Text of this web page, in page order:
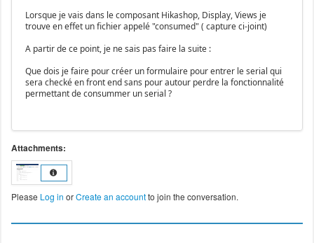
Lorsque je vais dans le composant Hikashop, Display, Views je
trouve en effet un fichier appelé "consumed" ( capture ci-joint)
A partir de ce point, je ne sais pas faire la suite :
Que dois je faire pour créer un formulaire pour entrer le serial qui
sera checké en front end sans pour autour perdre la fonctionnalité
permettant de consummer un serial ?
Attachments:
Please Log in orCreate an accountto join the conversation.